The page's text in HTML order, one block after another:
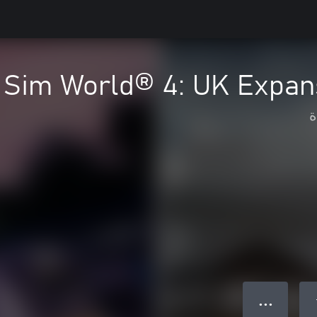
World® 4: UK
● ● ●